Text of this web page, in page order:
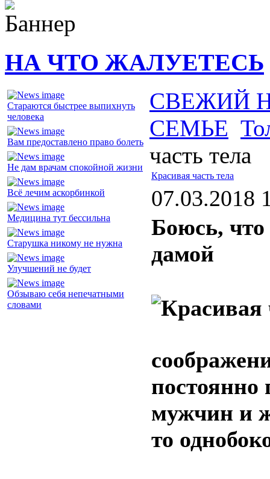
НА ЧТО ЖАЛУЕТЕСЬ
Стараются быстрее выпихнуть
человека
Вам предоставлено право болеть
Не дам врачам спокойной жизни
Всё лечим аскорбинкой
Медицина тут бессильна
Старушка никому не нужна
Улучшений не будет
Обзываю себя непечатными
словами
СВЕЖИЙ
СЕМЬЕ
часть тела
Красивая часть тела
07.03.2018
Боюсь, что
дамой
постоянно
мужчин и
то